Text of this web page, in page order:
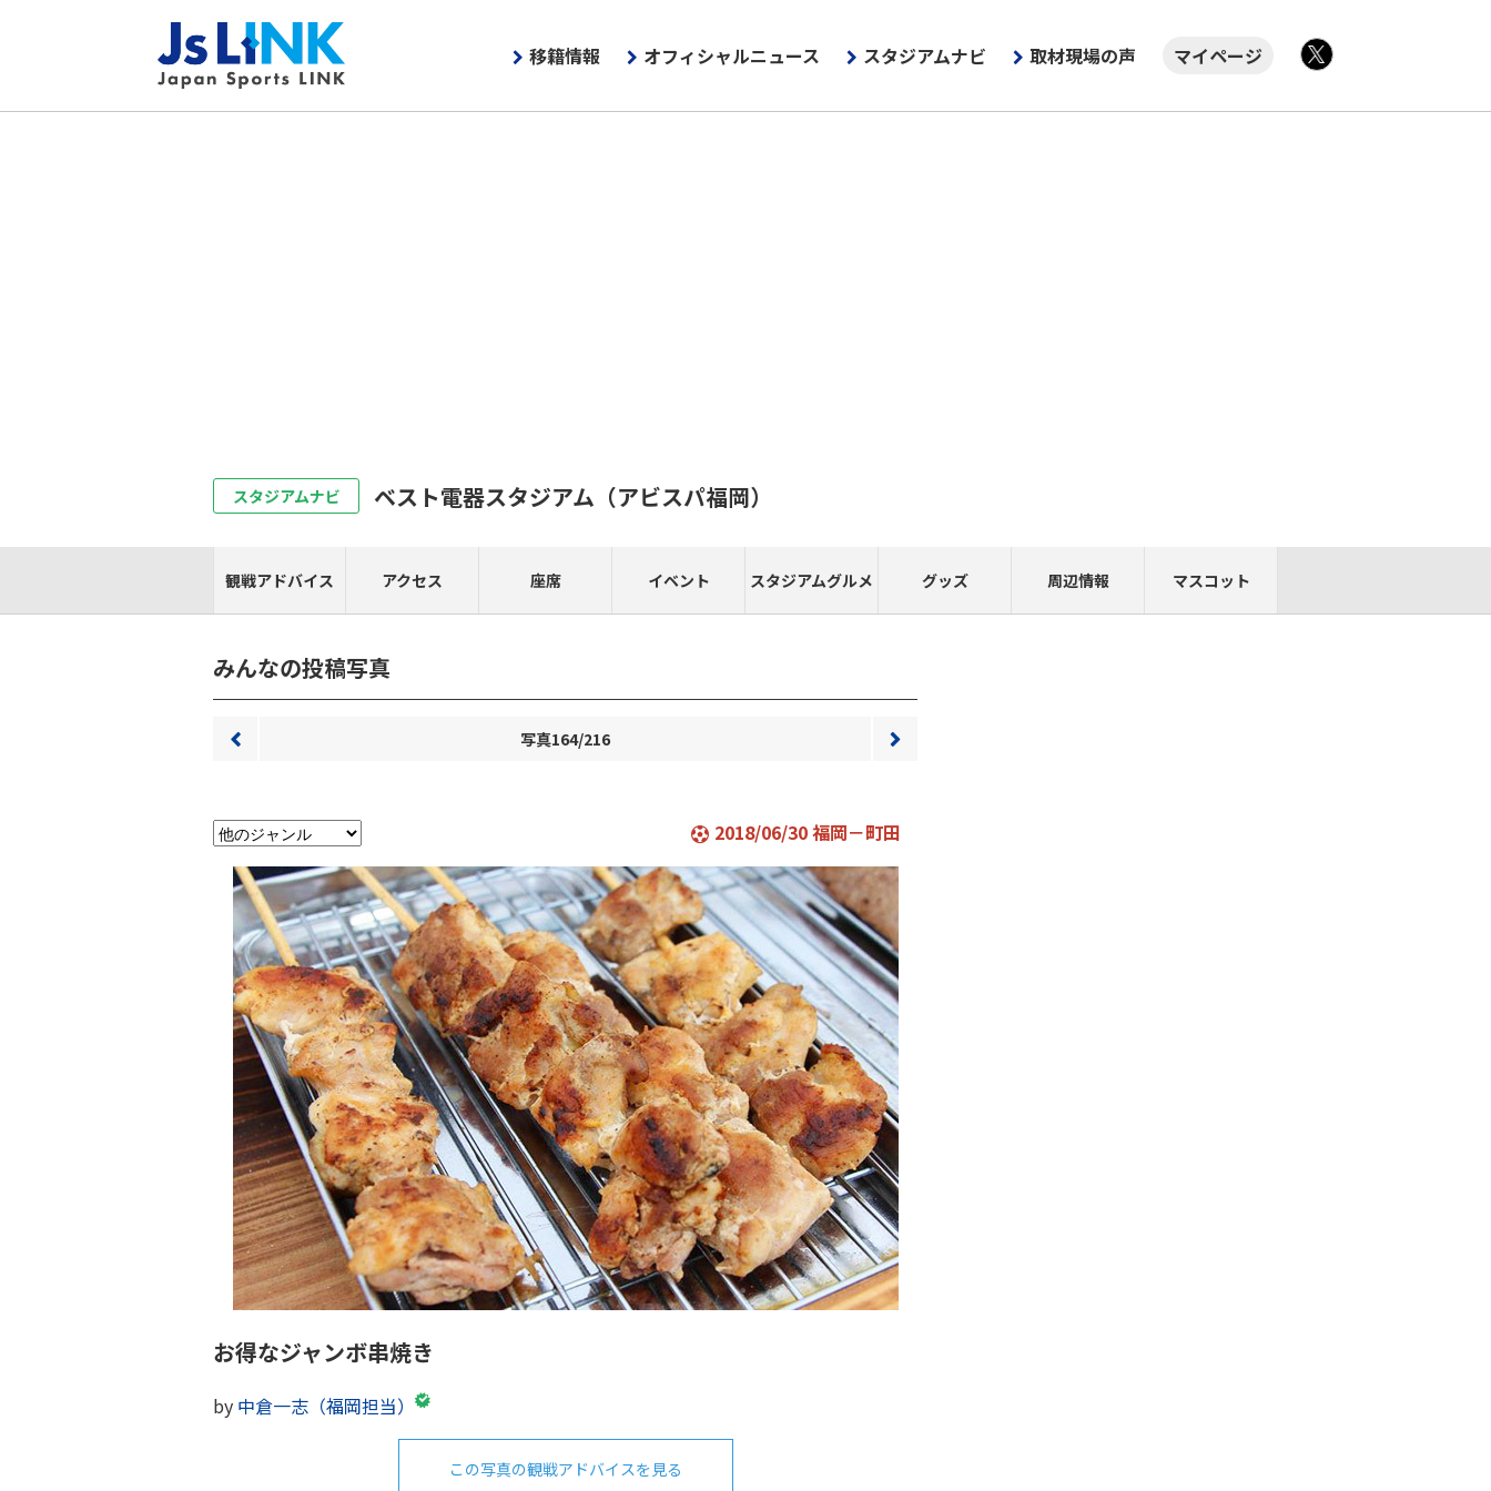
移籍情報 オフィシャルニュース スタジアムナビ 取材現場の声
マイページ
スタジアムナビ ベスト電器スタジアム （アビスパ福岡）
観戦アドバイス アクセス 座席 イベント スタジアムグルメ グッズ 周辺情報 マスコット
みんなの投稿写真
写真164/216
2018/06/30 福岡－町田
お得なジャンボ串焼き
by 中倉一志（福岡担当）
この写真の観戦アドバイスを見る